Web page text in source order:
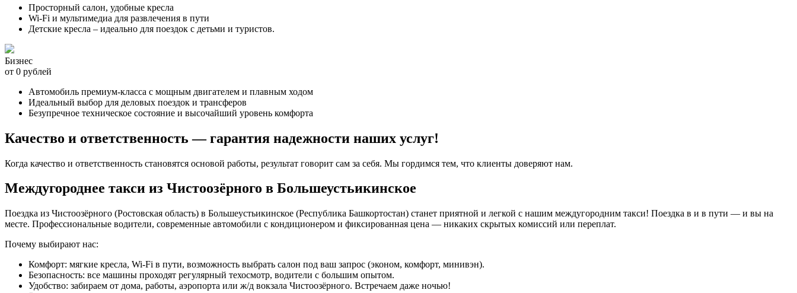
Просторный салон, удобные кресла
Wi-Fi и мультимедиа для развлечения в пути
Детские кресла – идеально для поездок с детьми и туристов.
Бизнес
от 0 рублей
Автомобиль премиум-класса с мощным двигателем и плавным ходом
Идеальный выбор для деловых поездок и трансферов
Безупречное техническое состояние и высочайший уровень комфорта
Качество и ответственность — гарантия надежности наших услуг!
Когда качество и ответственность становятся основой работы, результат говорит сам за себя. Мы гордимся тем, что клиенты доверяют нам.
Междугороднее такси из Чистоозёрного в Большеустьикинское
Поездка из Чистоозёрного (Ростовская область) в Большеустьикинское (Республика Башкортостан) станет приятной и легкой с нашим междугородним такси! Поездка в и в пути — и вы на
месте. Профессиональные водители, современные автомобили с кондиционером и фиксированная цена — никаких скрытых комиссий или переплат.
Почему выбирают нас:
Комфорт: мягкие кресла, Wi-Fi в пути, возможность выбрать салон под ваш запрос (эконом, комфорт, минивэн).
Безопасность: все машины проходят регулярный техосмотр, водители с большим опытом.
Удобство: забираем от дома, работы, аэропорта или ж/д вокзала Чистоозёрного. Встречаем даже ночью!